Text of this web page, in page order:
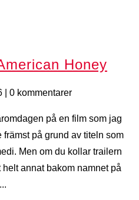
Honey
| 0 kommentarer
på en film som jag
på grund av titeln som
Men om du kollar trailern
annat bakom namnet på